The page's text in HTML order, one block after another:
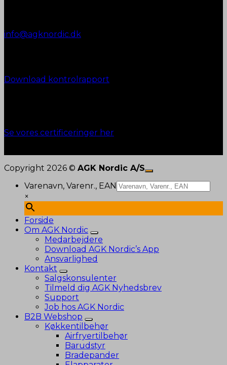
info@agknordic.dk
Download kontrolrapport
Se vores certificeringer her
Copyright 2026 © AGK Nordic A/S
Varenavn, Varenr., EAN
×
Forside
Om AGK Nordic
Medarbejdere
Download AGK Nordic’s App
Ansvarlighed
Kontakt
Salgskonsulenter
Tilmeld dig AGK Nyhedsbrev
Support
Job hos AGK Nordic
B2B Webshop
Køkkentilbehør
Airfryertilbehør
Barudstyr
Bradepander